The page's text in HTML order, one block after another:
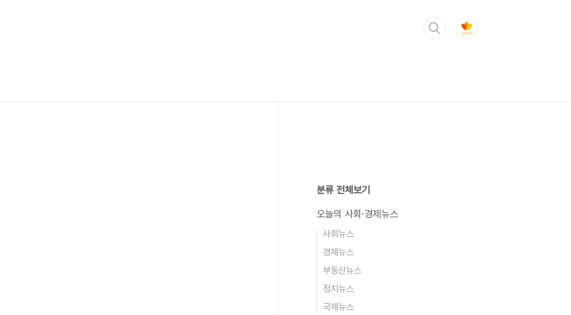
분류 전체보기
오늘의 사회·경제뉴스
사회뉴스
경제뉴스
부동산뉴스
정치뉴스
국제뉴스